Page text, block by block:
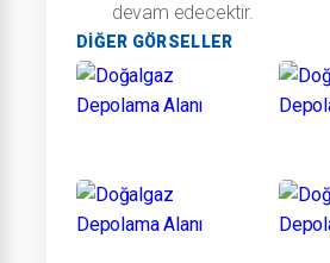
devam edecektir.
DIĞER GÖRSELLER